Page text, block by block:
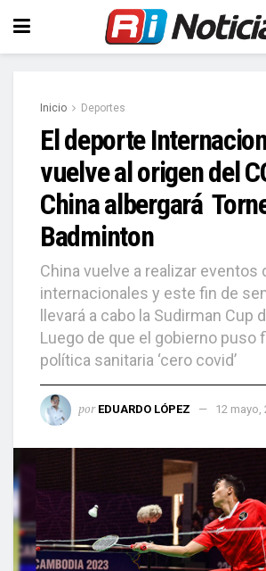
Inicio Deportes
El deporte
vuelve al origen del
China albergará
Badminton
China vuelve a realizar eventos
internacionales y este fin de
llevará a cabo la Sudirman Cup
Luego de que el gobierno puso
política sanitaria ‘cero covid’
por EDUARDO LÓPEZ 12 mayo,